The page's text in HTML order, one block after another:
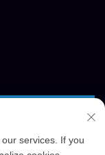
SUPER
services. If you